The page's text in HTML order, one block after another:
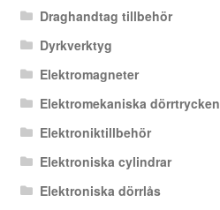
Draghandtag tillbehör
Dyrkverktyg
Elektromagneter
Elektromekaniska dörrtrycken
Elektroniktillbehör
Elektroniska cylindrar
Elektroniska dörrlås